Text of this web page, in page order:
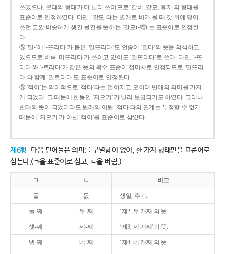
쓰였으나, 본래의 형태가 더 널리 쓰이므로 ‘갈비, 갓모, 휴지’의 형태를
표준어로 인정하였다. 다만, ‘갓모’와는 별개로 비가 올 때 갓 위에 덮어
쓰던 고깔 비슷하게 생긴 물건을 뜻하는 ‘갈모(-帽)’는 표준어로 인정한
다.
⑤ ‘밀-’에 ‘-뜨리다’가 붙은 ‘밀뜨리다’도 언중이 ‘밀다’의 뜻을 의식하고
있으므로 비록 ‘미뜨리다’가 쓰이고 있어도 ‘밀뜨리다’로 쓴다. 다만, ‘-뜨
리다’와 ‘-트리다’가 같은 뜻의 복수 표준어 접미사로 인정되므로 ‘밀뜨리
다’와 함께 ‘밀트리다’도 표준어로 인정된다.
⑥ ‘적이’는 의미적으로 ‘적다’와는 멀어지고 오히려 반대의 의미를 가지
게 되었다. 그 때문에 한동안 ‘저으기’가 널리 보급되기도 하였다. 그러나
반대의 뜻이 되었더라도 원래의 어원 ‘적다’와의 관계는 부정할 수 없기
때문에 ‘저으기’가 아닌 ‘적이’를 표준어로 삼았다.
제6항 다음 단어들은 의미를 구별함이 없이, 한 가지 형태만을 표준어로
삼는다.(ㄱ을 표준어로 삼고, ㄴ을 버림.)
ㄱ ㄴ 비고
돌 돐 생일, 주기.
둘-째 두-째 ‘제2, 두 개째’의 뜻.
셋-째 세-째 ‘제3, 세 개째’의 뜻.
넷-째 네-째 ‘제4, 네 개째’의 뜻.